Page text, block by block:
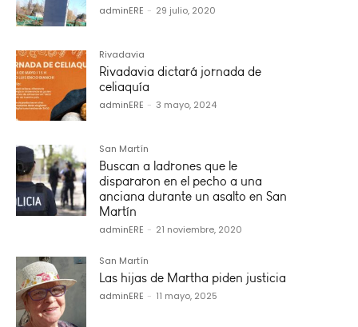
adminERE - 29 julio, 2020
Rivadavia
Rivadavia dictará jornada de
celiaquía
adminERE - 3 mayo, 2024
San Martín
Buscan a ladrones que le
dispararon en el pecho a una
anciana durante un asalto en San
Martín
adminERE - 21 noviembre, 2020
San Martín
Las hijas de Martha piden justicia
adminERE - 11 mayo, 2025